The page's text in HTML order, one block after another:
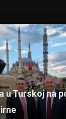
tt
er
u Turskoj na